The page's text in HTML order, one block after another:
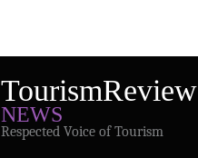
TourismReview
NEWS
Respected Voice of Tourism